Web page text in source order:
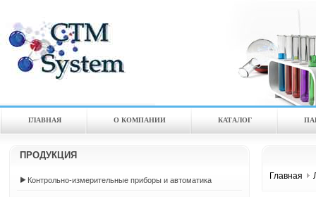
ГЛАВНАЯ О КОМПАНИИ КАТАЛOГ
ПРОДУКЦИЯ
Контрольно-измерительные приборы и автоматика Главная